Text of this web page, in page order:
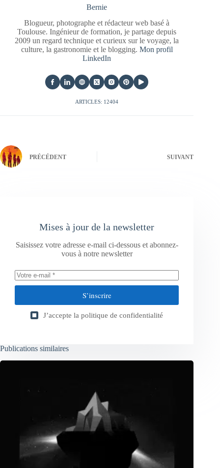
Bernie
Blogueur, photographe et rédacteur web basé à
Toulouse. Ingénieur de formation, je partage depuis
2009 un regard technique et curieux sur le voyage, la
culture, la gastronomie et le blogging. Mon profil
LinkedIn
ARTICLES: 12404
PRÉCÉDENT SUIVANT
Mises à jour de la newsletter
Saisissez votre adresse e-mail ci-dessous et abonnez-
vous à notre newsletter
S’inscrire
J’accepte la politique de confidentialité
Publications similaires